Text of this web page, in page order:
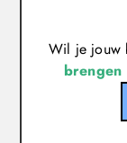
Wil je jouw
brengen